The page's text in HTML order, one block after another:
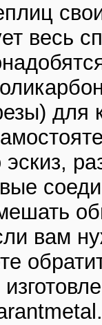
весь
для
эскиз,
вам